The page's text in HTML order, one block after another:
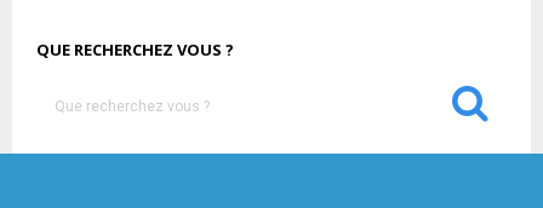
QUE RECHERCHEZ VOUS ?
S